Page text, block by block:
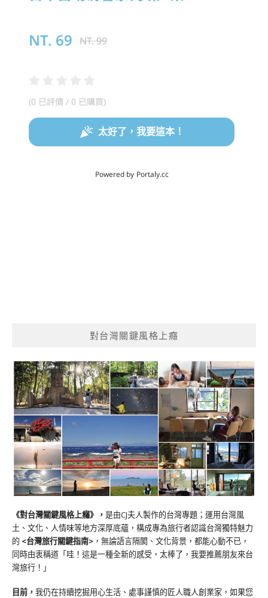
對台灣關鍵風格上癮
《對台灣關鍵風格上癮》 ， 是由CJ夫人製作的台灣專題；運用台灣風
土、文化、人情味等地方深厚底蘊，構成專為旅行者認識台灣獨特魅力
的 <台灣旅行關鍵指南> ，無論語言隔閡、文化背景，都能心動不已，
同時由衷稱道「哇！這是一種全新的感受，太棒了，我要推薦朋友來台
灣旅行！」
目前， 我仍在持續挖掘用心生活、處事謹慎的匠人職人創業家，如果您